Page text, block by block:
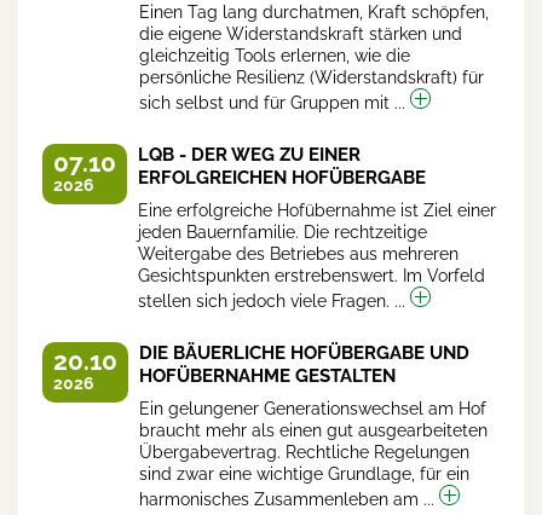
Einen Tag lang durchatmen, Kraft schöpfen,
die eigene Widerstandskraft stärken und
gleichzeitig Tools erlernen, wie die
persönliche Resilienz (Widerstandskraft) für
sich selbst und für Gruppen mit ...
07.10
2026
LQB - DER WEG ZU EINER
ERFOLGREICHEN HOFÜBERGABE
Eine erfolgreiche Hofübernahme ist Ziel einer
jeden Bauernfamilie. Die rechtzeitige
Weitergabe des Betriebes aus mehreren
Gesichtspunkten erstrebenswert. Im Vorfeld
stellen sich jedoch viele Fragen. ...
20.10
2026
DIE BÄUERLICHE HOFÜBERGABE UND
HOFÜBERNAHME GESTALTEN
Ein gelungener Generationswechsel am Hof
braucht mehr als einen gut ausgearbeiteten
Übergabevertrag. Rechtliche Regelungen
sind zwar eine wichtige Grundlage, für ein
harmonisches Zusammenleben am ...